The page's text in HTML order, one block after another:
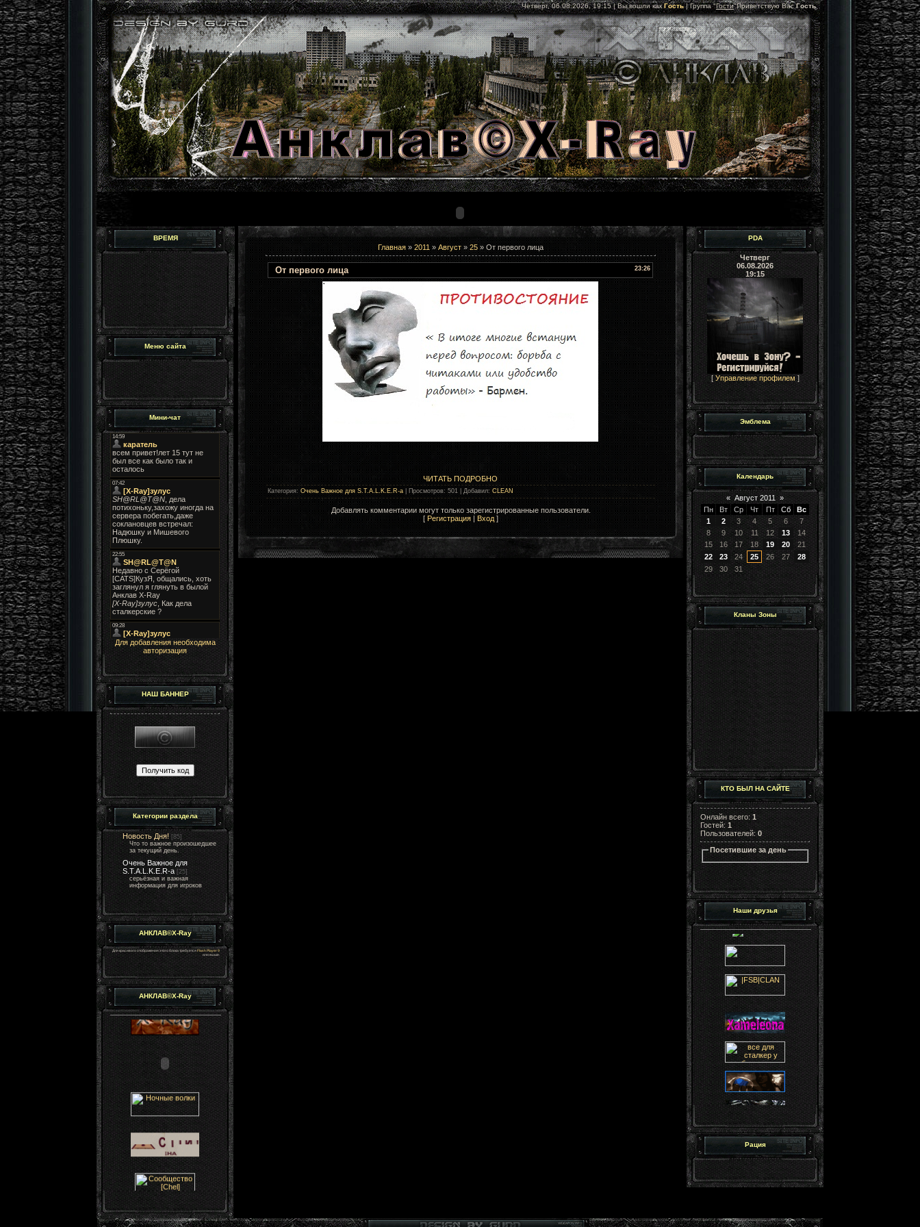
Четверг, 06.08.2026, 19:15 |Вы вошли как Гость|Группа"Гости"Приветствую Вас Гость
ВРЕМЯ
Меню сайта
Мини-чат
Для добавления необходима
авторизация
НАШ БАННЕР
Категории раздела
Новость Дня! [85]
Что то важное произошедшее
за текущий день.
Очень Важное для
S.T.A.L.K.E.R-а [25]
серьёзная и важная
информация для игроков
АНКЛАВ©X-Ray
Для красивого отображения этого блока требуетсяFlash Player 9
или выше.
АНКЛАВ©X-Ray
Главная » 2011 » Август » 25» От первого лица
23:26
От первого лица
ЧИТАТЬ ПОДРОБНО
Категория: Очень Важное для S.T.A.L.K.E.R-а Просмотров: 501 | Добавил: CLEAN
Добавлять комментарии могут только зарегистрированные пользователи.
[ Регистрация | Вход ]
PDA
Четверг
06.08.2026
19:15
[ Управление профилем]
Эмблема
Календарь
« Август 2011 »
Пн
Вт Ср Чт Пт Сб
Вс
1
2 3 4 5 6
7
8
9 10 11 12 13
14
15
16 17 18 19 20
21
22
23 24 25 26 27
28
29
30 31
Кланы Зоны
КТО БЫЛ НА САЙТЕ
Онлайн всего: 1
Гостей: 1
Пользователей:0
Посетившие за день
Наши друзья
Рация